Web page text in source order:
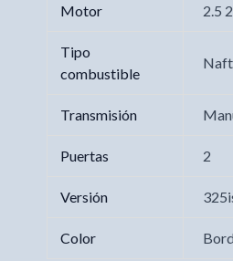
Motor 2.5
Tipo
combustible
Transmisión
Puertas 2
Versión
Color